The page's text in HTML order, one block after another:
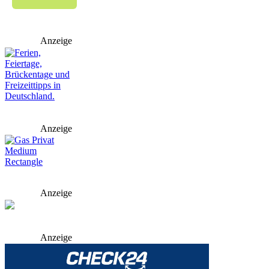
Anzeige
Anzeige
Anzeige
Anzeige